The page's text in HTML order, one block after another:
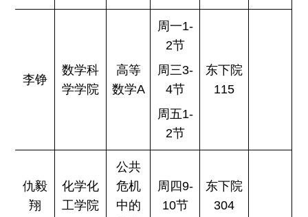
李铮
数学科
学学院
高等
数学A
周一1-
2节
周三3-
4节
周五1-
2节
东下院
115
仇毅
翔
化学化
工学院
公共
危机
中的
周四9-
10节
东下院
304